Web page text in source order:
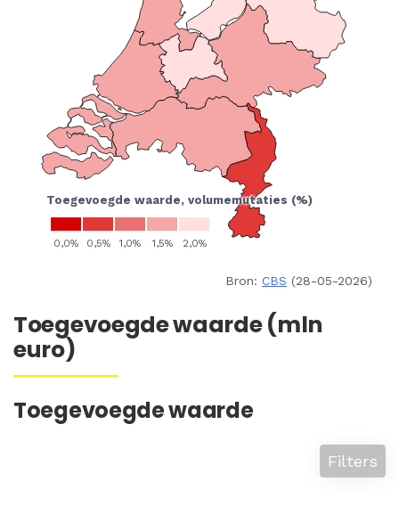
Bron: CBS (28-05-2026)
Toegevoegde waarde (mln
euro)
Toegevoegde waarde
Filters